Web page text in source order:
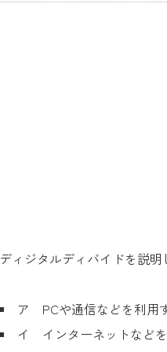
ディジタルディバイドを説
ア PCや通信などを利用
イ インターネットなど